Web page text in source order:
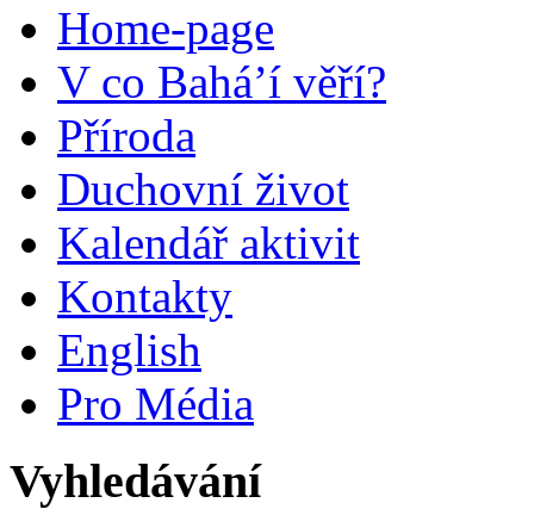
Home-page
V co Bahá’í věří?
Příroda
Duchovní život
Kalendář aktivit
Kontakty
English
Pro Média
Vyhledávání